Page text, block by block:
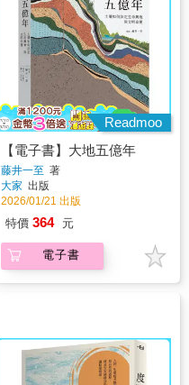
Readmoo
【電子書】大地五億年
藤井一至 著
大家 出版
2026/01/21 出版
特價 364 元
電子書